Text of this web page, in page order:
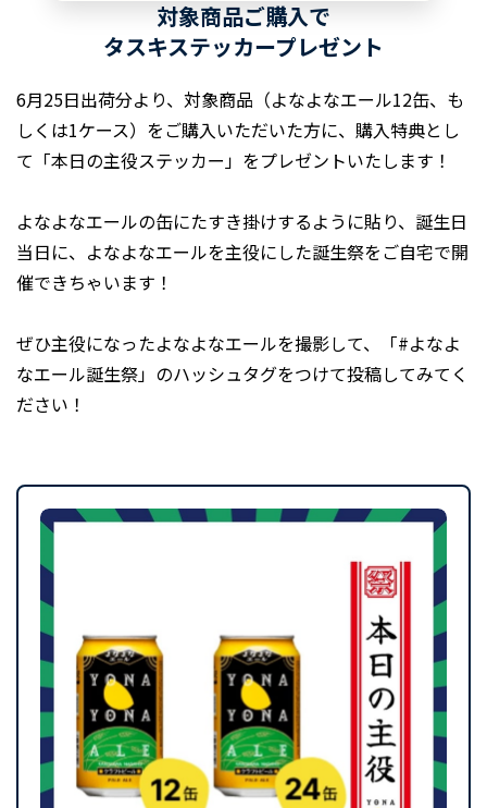
対象商品ご購入で
タスキステッカープレゼント
6月25日出荷分より、対象商品（よなよなエール12缶、も
しくは1ケース）をご購入いただいた方に、購入特典とし
て「本日の主役ステッカー」をプレゼントいたします！
よなよなエールの缶にたすき掛けするように貼り、誕生日
当日に、よなよなエールを主役にした誕生祭をご自宅で開
催できちゃいます！
ぜひ主役になったよなよなエールを撮影して、「#よなよ
なエール誕生祭」のハッシュタグをつけて投稿してみてく
ださい！